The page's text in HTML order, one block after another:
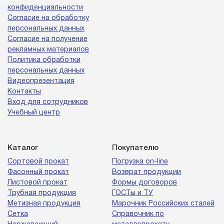
конфиденциальности
Согласие на обработку
персональных данных
Согласие на получение
рекламных материалов
Политика обработки
персональных данных
Видеопрезентация
Контакты
Вход для сотрудников
Учебный центр
Каталог
Сортовой прокат
Фасонный прокат
Листовой прокат
Трубная продукция
Метизная продукция
Сетка
Покупателю
Погрузка on-line
Возврат продукции
Формы договоров
ГОСТы и ТУ
Марочник Российских сталей
Справочник по